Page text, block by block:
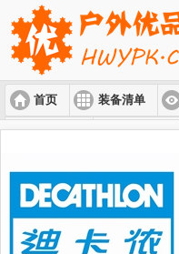
首页 装备清单
入门套装 进阶套装